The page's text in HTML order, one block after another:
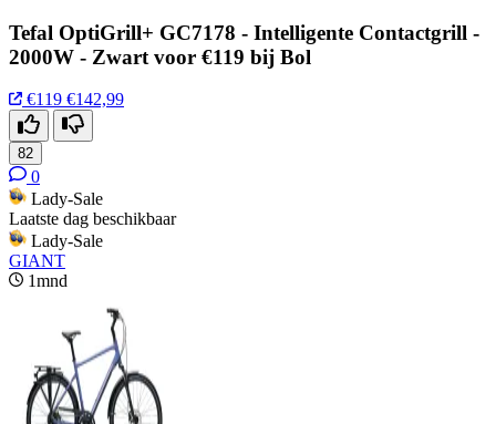
Tefal OptiGrill+ GC7178 - Intelligente Contactgrill -
2000W - Zwart voor €119 bij Bol
€119 €142,99
82
0
Lady-Sale
Laatste dag beschikbaar
Lady-Sale
GIANT
1mnd